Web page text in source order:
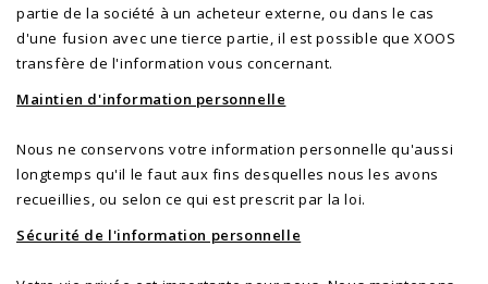
partie de la société à un acheteur externe, ou dans le cas
d'une fusion avec une tierce partie, il est possible que XOOS
transfère de l'information vous concernant.
Maintien d'information personnelle
Nous ne conservons votre information personnelle qu'aussi
longtemps qu'il le faut aux fins desquelles nous les avons
recueillies, ou selon ce qui est prescrit par la loi.
Sécurité de l'information personnelle